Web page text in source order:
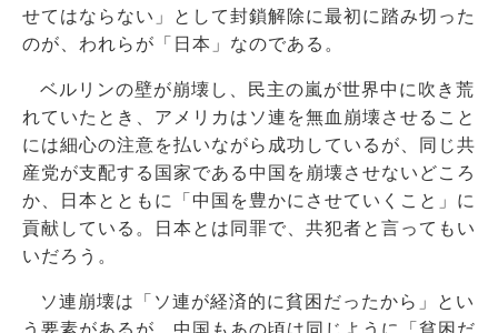
せてはならない」として封鎖解除に最初に踏み切った
のが、われらが「日本」なのである。
ベルリンの壁が崩壊し、民主の嵐が世界中に吹き荒
れていたとき、アメリカはソ連を無血崩壊させること
には細心の注意を払いながら成功しているが、同じ共
産党が支配する国家である中国を崩壊させないどころ
か、日本とともに「中国を豊かにさせていくこと」に
貢献している。日本とは同罪で、共犯者と言ってもい
いだろう。
ソ連崩壊は「ソ連が経済的に貧困だったから」とい